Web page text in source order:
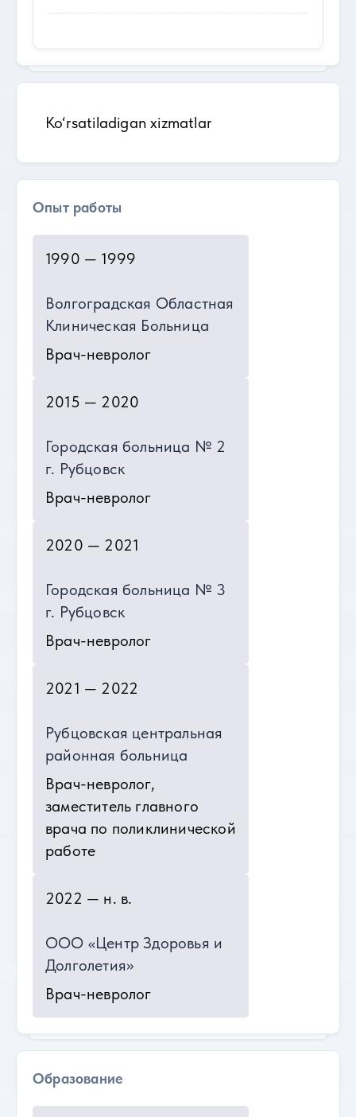
Ko‘rsatiladigan xizmatlar
Опыт работы
1990 — 1999
Волгоградская Областная
Клиническая Больница
Врач-невролог
2015 — 2020
Городская больница № 2
г. Рубцовск
Врач-невролог
2020 — 2021
Городская больница № 3
г. Рубцовск
Врач-невролог
2021 — 2022
Рубцовская центральная
районная больница
Врач-невролог,
заместитель главного
врача по поликлинической
работе
2022 — н. в.
ООО «Центр Здоровья и
Долголетия»
Врач-невролог
Образование